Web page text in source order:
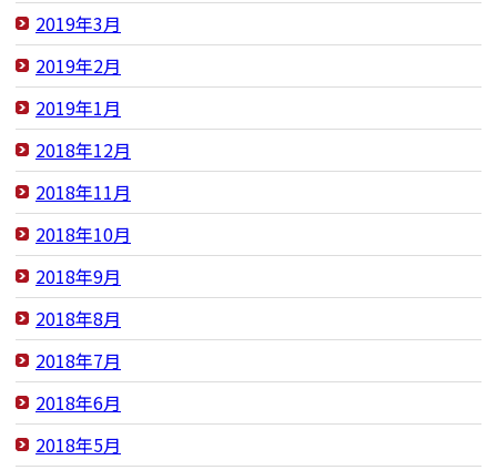
2019年3月
2019年2月
2019年1月
2018年12月
2018年11月
2018年10月
2018年9月
2018年8月
2018年7月
2018年6月
2018年5月